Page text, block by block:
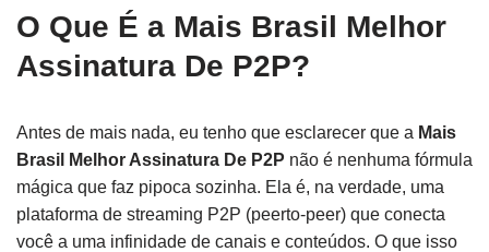
O Que É a Mais Brasil Melhor
Assinatura De P2P?
Antes de mais nada, eu tenho que esclarecer que a Mais
Brasil Melhor Assinatura De P2P não é nenhuma fórmula
mágica que faz pipoca sozinha. Ela é, na verdade, uma
plataforma de streaming P2P (peerto-peer) que conecta
você a uma infinidade de canais e conteúdos. O que isso